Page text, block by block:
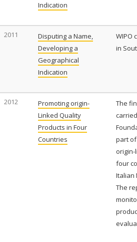
Indication
2011
Disputing a Name,
Developing a
Geographical
Indication
WIPO
in
2012
Promoting origin-
Linked Quality
Products in Four
Countries
The
part
four
Italian
The